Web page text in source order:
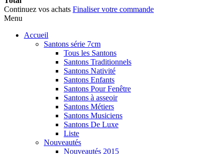
Continuez vos achats Finaliser votre commande
Menu
Accueil
Santons série 7cm
Tous les Santons
Santons Traditionnels
Santons Nativité
Santons Enfants
Santons Pour Fenêtre
Santons à asseoir
Santons Métiers
Santons Musiciens
Santons De Luxe
Liste
Nouveautés
Nouveautés 2015